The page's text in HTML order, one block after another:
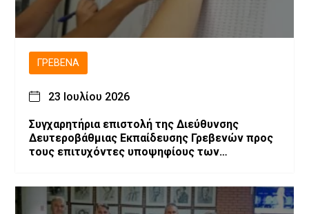
ΓΡΕΒΕΝΆ
23 Ιουλίου 2026
Συγχαρητήρια επιστολή της Διεύθυνσης
Δευτεροβάθμιας Εκπαίδευσης Γρεβενών προς
τους επιτυχόντες υποψηφίους των